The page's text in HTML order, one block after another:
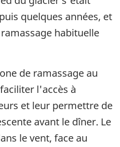
quelques années, et
habituelle
de ramassage au
l'accès à
et leur permettre de
avant le dîner. Le
le vent, face au